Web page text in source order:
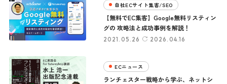
自社ECサイト集客/SEO
2021.05.26 2026.04.16
【無料でEC集客】Google無料リスティン
グの 攻略法と成功事例を解説！
ECニュース
ランチェスター戦略から学ぶ、ネットシ